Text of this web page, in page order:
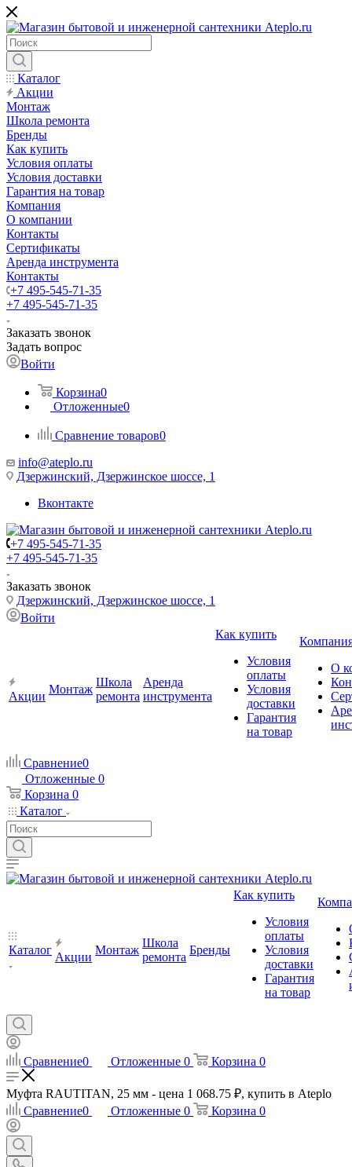
Каталог
Акции
Монтаж
Школа ремонта
Бренды
Как купить
Условия оплаты
Условия доставки
Гарантия на товар
Компания
О компании
Контакты
Сертификаты
Аренда инструмента
Контакты
+7 495-545-71-35
+7 495-545-71-35
Заказать звонок
Задать вопрос
Войти
Корзина0
Отложенные0
Сравнение товаров0
info@ateplo.ru
Дзержинский, Дзержинское шоссе, 1
Вконтакте
+7 495-545-71-35
+7 495-545-71-35
Заказать звонок
Дзержинский, Дзержинское шоссе, 1
Войти
Акции
Монтаж
Школа
ремонта
Аренда
инструмента
Как купить
Условия
оплаты
Условия
доставки
Гарантия
на товар
О
Сравнение0
Отложенные 0
Корзина 0
Каталог
Каталог
Акции
Монтаж
Школа
ремонта
Бренды
Как купить
Условия
оплаты
Условия
доставки
Гарантия
на товар
Сравнение0 Отложенные 0 Корзина 0
Муфта RAUTITAN, 25 мм - цена 1 068.75 ₽, купить в Ateplo
Сравнение0 Отложенные 0 Корзина 0